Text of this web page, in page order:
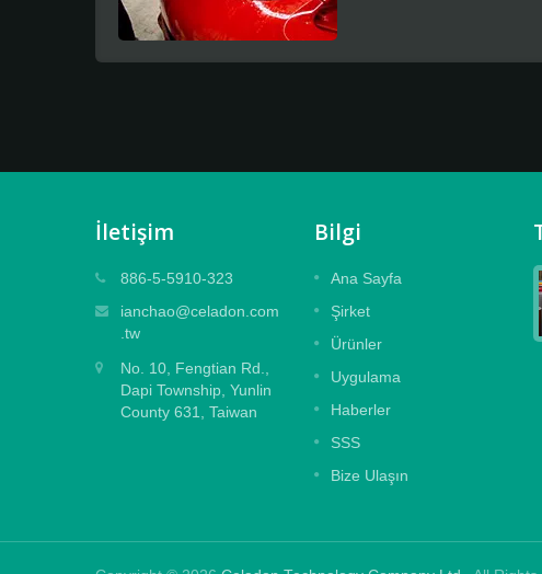
İletişim
886-5-5910-323
ianchao@celadon.com
.tw
No. 10, Fengtian Rd.,
Dapi Township, Yunlin
County 631, Taiwan
Bilgi
Ana Sayfa
Şirket
Ürünler
Uygulama
Haberler
SSS
Bize Ulaşın
Kabartmalı Laminat Film
Büyük ve orta boy dijital baskıları
tasarlanmış, kalıntı bırakmayan özel güçlü
yapışkan.
Daha fazla oku